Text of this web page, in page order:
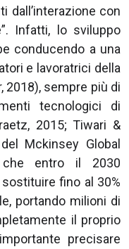
dall’interazione con
Infatti, lo sviluppo
conducendo a una
e lavoratrici della
2018), sempre più di
tecnologici di
2015; Tiwari &
Mckinsey Global
che entro il 2030
fino al 30%
portando milioni di
il proprio
precisare